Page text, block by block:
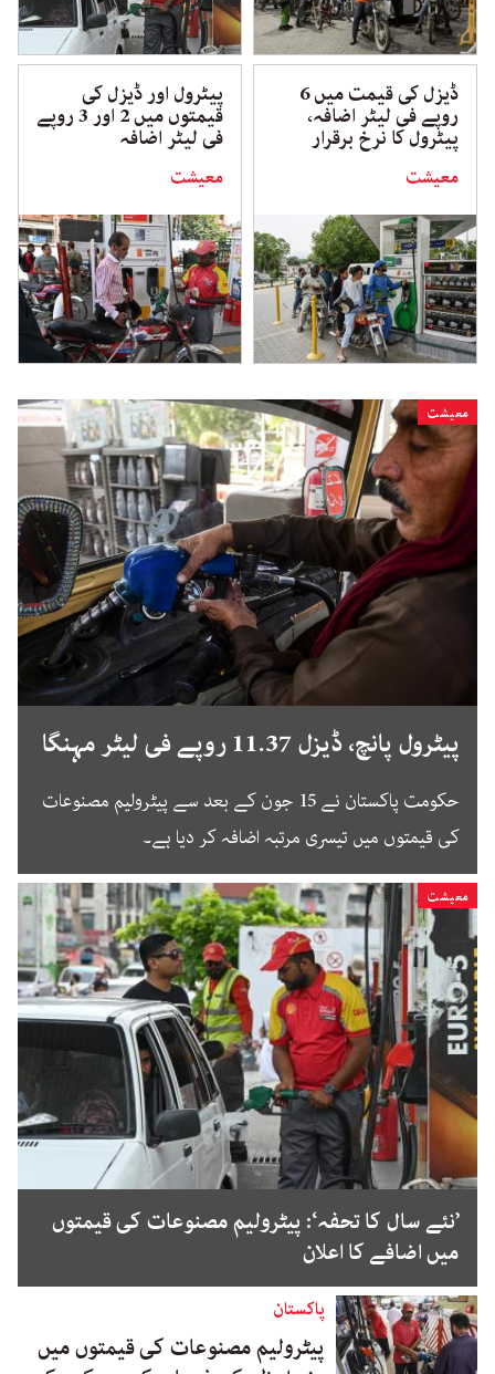
ڈیزل کی قیمت میں 6
روپے فی لیٹر اضافہ،
پیٹرول کا نرخ برقرار
معیشت
پیٹرول اور ڈیزل کی
قیمتوں میں 2 اور 3 روپے
فی لیٹر اضافہ
معیشت
معیشت
پیٹرول پانچ، ڈیزل 11.37 روپے فی لیٹر مہنگا
حکومت پاکستان نے 15 جون کے بعد سے پیٹرولیم مصنوعات
کی قیمتوں میں تیسری مرتبہ اضافہ کر دیا ہے۔
معیشت
’نئے سال کا تحفہ‘: پیٹرولیم مصنوعات کی قیمتوں
میں اضافے کا اعلان
پاکستان
پیٹرولیم مصنوعات کی قیمتوں میں